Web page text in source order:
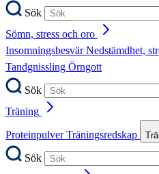
Sök
Sömn, stress och oro
InsomningsbesvärNedstämdhet,
Tandgnissling Örngott
Sök
Träning
ProteinpulverTräningsredskap
Sök